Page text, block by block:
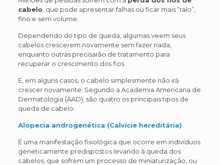
cabelo , que pode apresentar falhas ou ficar mais “ralo”,
fino e sem volume.
Dependendo do tipo de queda, algumas veem seus
cabelos crescerem novamente sem fazer nada,
enquanto outras precisarão de tratamento para
recuperar o crescimento dos fios.
E, em alguns casos, o cabelo simplesmente não irá
crescer novamente. Segundo a Academia Americana de
Dermatologia (AAD), são quatro os principais tipos de
queda de cabelo:
Alopecia androgenética (Calvície hereditária)
É uma manifestação fisiológica que ocorre em indivíduos
geneticamente predispostos levando à queda dos
cabelos, que sofrem um processo de miniaturização, ou